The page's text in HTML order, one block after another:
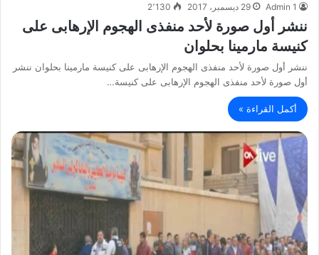
Admin 1 29 ديسمبر، 2017 2٬130
ننشر أول صورة لأحد منفذى الهجوم الإرهابى على
كنيسة مارمينا بحلوان
ننشر أول صورة لأحد منفذى الهجوم الإرهابى على كنيسة مارمينا بحلوان ننشر
أول صورة لأحد منفذى الهجوم الإرهابى على كنيسة…
أكمل القراءة »